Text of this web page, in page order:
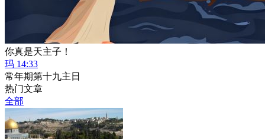
你真是天主子！
玛 14:33
常年期第十九主日
热门文章
全部